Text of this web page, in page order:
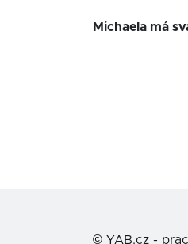
Michaela má
© YAB.cz -